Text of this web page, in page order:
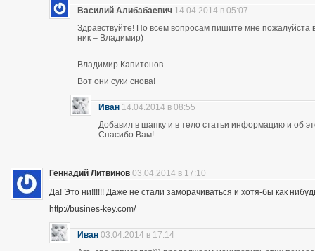
Василий Алибабаевич 14.04.2014 в 05:07
Здравствуйте! По всем вопросам пишите мне
ник – Владимир)
—
Владимир Капитонов
Вот они суки снова!
Иван 14.04.2014 в 08:55
Добавил в шапку и в тело статьи информацию и об
Спасибо Вам!
Геннадий Литвинов 03.04.2014 в 17:10
Да! Это ни!!!!!! Даже не стали заморачиваться и хотя-бы как
http://busines-key.com/
Иван 03.04.2014 в 17:14